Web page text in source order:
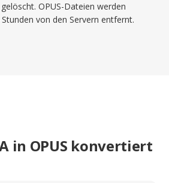
OPUS-Dateien werden
von den Servern entfernt.
in OPUS konvertiert